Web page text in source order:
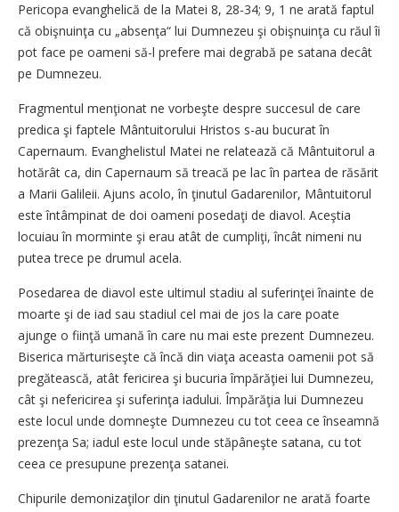
Pericopa evanghelică de la Matei 8, 28-34; 9, 1 ne arată faptul
că obişnuinţa cu „absenţa“ lui Dumnezeu şi obişnuinţa cu răul îi
pot face pe oameni să-l prefere mai degrabă pe satana decât
pe Dumnezeu.
Fragmentul menţionat ne vorbeşte despre succesul de care
predica şi faptele Mântuitorului Hristos s-au bucurat în
Capernaum. Evanghelistul Matei ne relatează că Mântuitorul a
hotărât ca, din Capernaum să treacă pe lac în partea de răsărit
a Marii Galileii. Ajuns acolo, în ţinutul Gadarenilor, Mântuitorul
este întâmpinat de doi oameni posedaţi de diavol. Aceştia
locuiau în morminte şi erau atât de cumpliţi, încât nimeni nu
putea trece pe drumul acela.
Posedarea de diavol este ultimul stadiu al suferinţei înainte de
moarte şi de iad sau stadiul cel mai de jos la care poate
ajunge o fiinţă umană în care nu mai este prezent Dumnezeu.
Biserica mărturiseşte că încă din viaţa aceasta oamenii pot să
pregătească, atât fericirea şi bucuria împărăţiei lui Dumnezeu,
cât şi nefericirea şi suferinţa iadului. Împărăţia lui Dumnezeu
este locul unde domneşte Dumnezeu cu tot ceea ce înseamnă
prezenţa Sa; iadul este locul unde stăpâneşte satana, cu tot
ceea ce presupune prezenţa satanei.
Chipurile demonizaţilor din ţinutul Gadarenilor ne arată foarte